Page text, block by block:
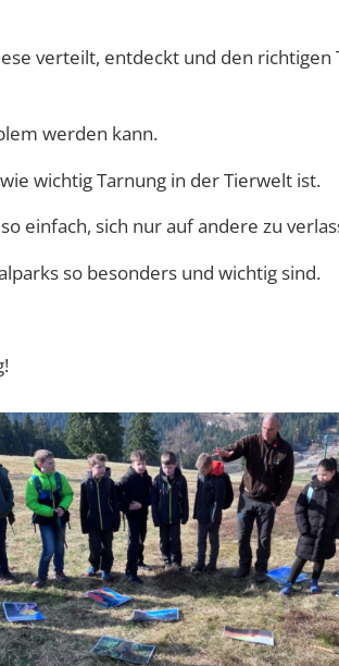
verteilt, entdeckt und den richtigen
werden kann.
wichtig Tarnung in der Tierwelt ist.
einfach, sich nur auf andere zu
so besonders und wichtig sind.